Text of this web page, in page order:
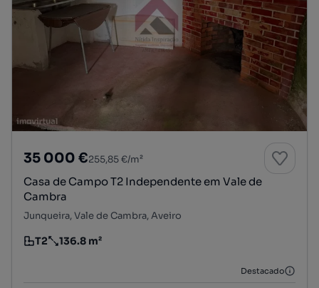
35 000 €255,85 €/m²
Casa de Campo T2 Independente em Vale de
Cambra
Junqueira, Vale de Cambra, Aveiro
Tipologia
T2
Preço por metro quadrado
136.8 m²
Destacado